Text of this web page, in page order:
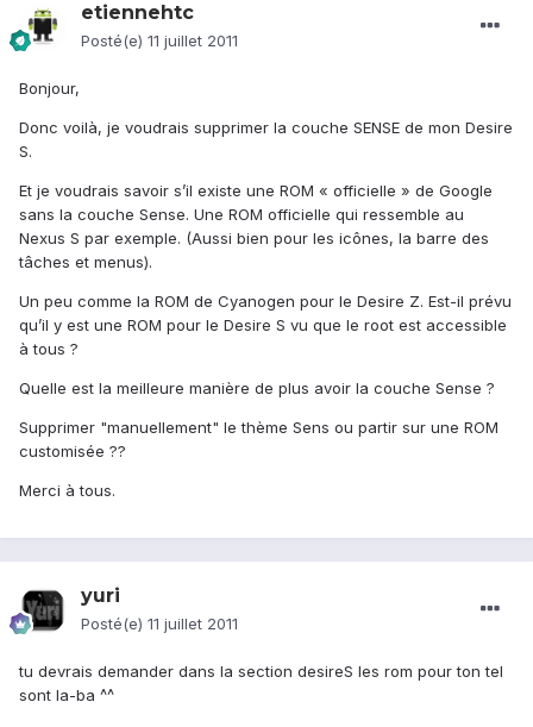
etiennehtc
Posté(e) 11 juillet 2011
Bonjour,
Donc voilà, je voudrais supprimer la couche SENSE de mon Desire
S.
Et je voudrais savoir s’il existe une ROM « officielle » de Google
sans la couche Sense. Une ROM officielle qui ressemble au
Nexus S par exemple. (Aussi bien pour les icônes, la barre des
tâches et menus).
Un peu comme la ROM de Cyanogen pour le Desire Z. Est-il prévu
qu’il y est une ROM pour le Desire S vu que le root est accessible
à tous ?
Quelle est la meilleure manière de plus avoir la couche Sense ?
Supprimer "manuellement" le thème Sens ou partir sur une ROM
customisée ??
Merci à tous.
yuri
Posté(e) 11 juillet 2011
tu devrais demander dans la section desireS les rom pour ton tel
sont la-ba ^^